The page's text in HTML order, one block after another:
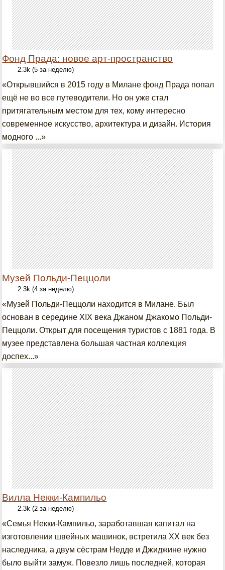
Фонд Прада: новое арт-пространство
2.3k (5 за неделю)
«Открывшийся в 2015 году в Милане фонд Прада попал
ещё не во все путеводители. Но он уже стал
притягательным местом для тех, кому интересно
современное искусство, архитектура и дизайн. История
модного ...»
Музей Польди-Пеццоли
2.3k (4 за неделю)
«Музей Польди-Пеццоли находится в Милане. Был
основан в середине XIX века Джаном Джакомо Польди-
Пеццоли. Открыт для посещения туристов с 1881 года. В
музее представлена большая частная коллекция
доспех...»
Вилла Некки-Кампильо
2.3k (2 за неделю)
«Семья Некки-Кампильо, заработавшая капитал на
изготовлении швейных машинок, встретила XX век без
наследника, а двум сёстрам Недде и Джиджине нужно
было выйти замуж. Повезло лишь последней, которая